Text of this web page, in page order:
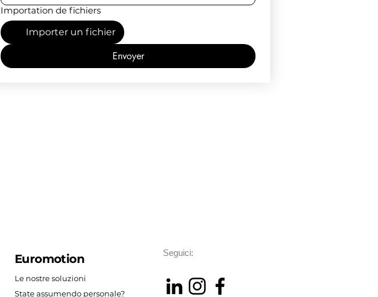
Importation de fichiers
Importer un fichier
Envoyer
Euromotion
Le nostre soluzioni
State assumendo personale?
Seguici: